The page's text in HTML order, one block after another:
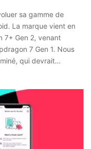
sa gamme de
La marque vient en
7+ Gen 2, venant
7 Gen 1. Nous
qui devrait…